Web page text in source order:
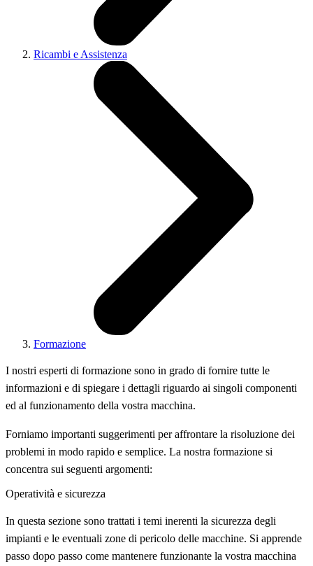
Ricambi e Assistenza
Formazione
I nostri esperti di formazione sono in grado di fornire tutte le
informazioni e di spiegare i dettagli riguardo ai singoli componenti
ed al funzionamento della vostra macchina.
Forniamo importanti suggerimenti per affrontare la risoluzione dei
problemi in modo rapido e semplice. La nostra formazione si
concentra sui seguenti argomenti:
Operatività e sicurezza
In questa sezione sono trattati i temi inerenti la sicurezza degli
impianti e le eventuali zone di pericolo delle macchine. Si apprende
passo dopo passo come mantenere funzionante la vostra macchina